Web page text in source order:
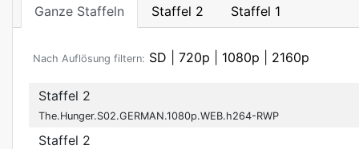
Ganze Staffeln Staffel 2 Staffel 1
Nach Auflösung filtern: SD 720p 1080p 2160p
Staffel 2
The.Hunger.S02.GERMAN.1080p.WEB.h264-RWP
Staffel 2